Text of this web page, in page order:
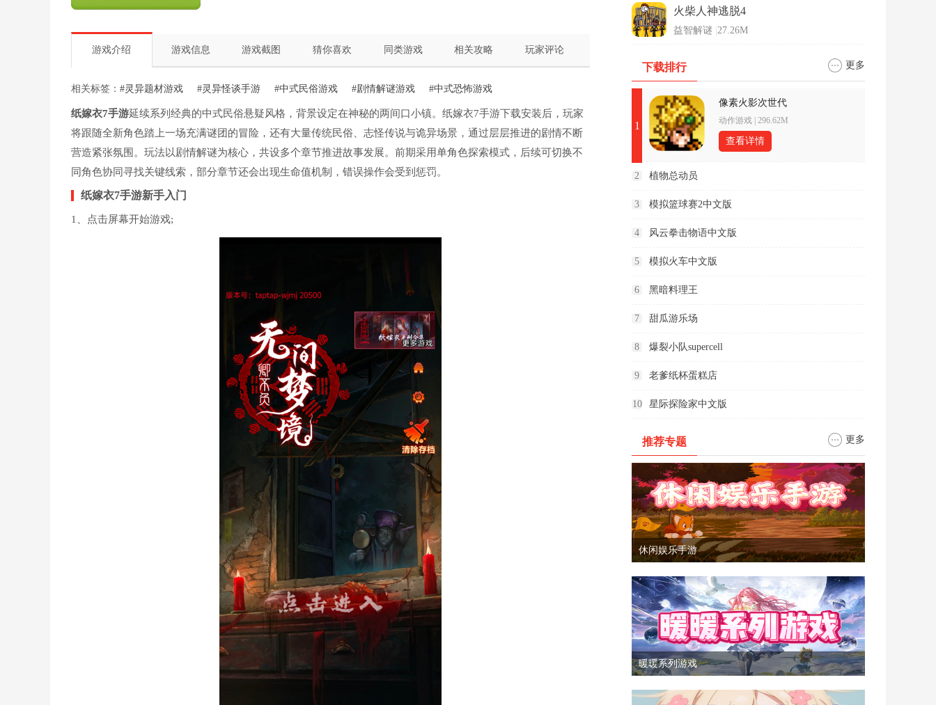
游戏介绍 游戏信息 游戏截图 猜你喜欢 同类游戏 相关攻略 玩家评论
相关标签： #灵异题材游戏 #灵异怪谈手游 #中式民俗游戏 #剧情解谜游戏 #中式恐怖游戏
纸嫁衣7手游延续系列经典的中式民俗悬疑风格，背景设定在神秘的两间口小镇。纸嫁衣7手游下载安装后，玩家
将跟随全新角色踏上一场充满谜团的冒险，还有大量传统民俗、志怪传说与诡异场景，通过层层推进的剧情不断
营造紧张氛围。玩法以剧情解谜为核心，共设多个章节推进故事发展。前期采用单角色探索模式，后续可切换不
同角色协同寻找关键线索，部分章节还会出现生命值机制，错误操作会受到惩罚。
纸嫁衣7手游新手入门
1、点击屏幕开始游戏;
火柴人神逃脱4
益智解谜 27.26M
下载排行 更多
1
像素火影次世代
动作游戏 296.62M
查看详情
2 植物总动员
3 模拟篮球赛2中文版
4 风云拳击物语中文版
5 模拟火车中文版
6 黑暗料理王
7 甜瓜游乐场
8 爆裂小队supercell
9 老爹纸杯蛋糕店
10 星际探险家中文版
推荐专题 更多
休闲娱乐手游
暖暖系列游戏